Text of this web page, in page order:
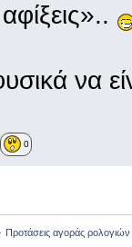
να
0
Προτάσεις αγοράς ρολογιών